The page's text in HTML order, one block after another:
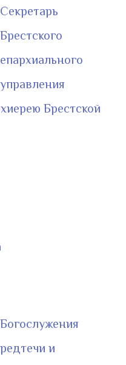
Секретарь
Брестского
епархиального
управления
Брестской
Богослужения
и